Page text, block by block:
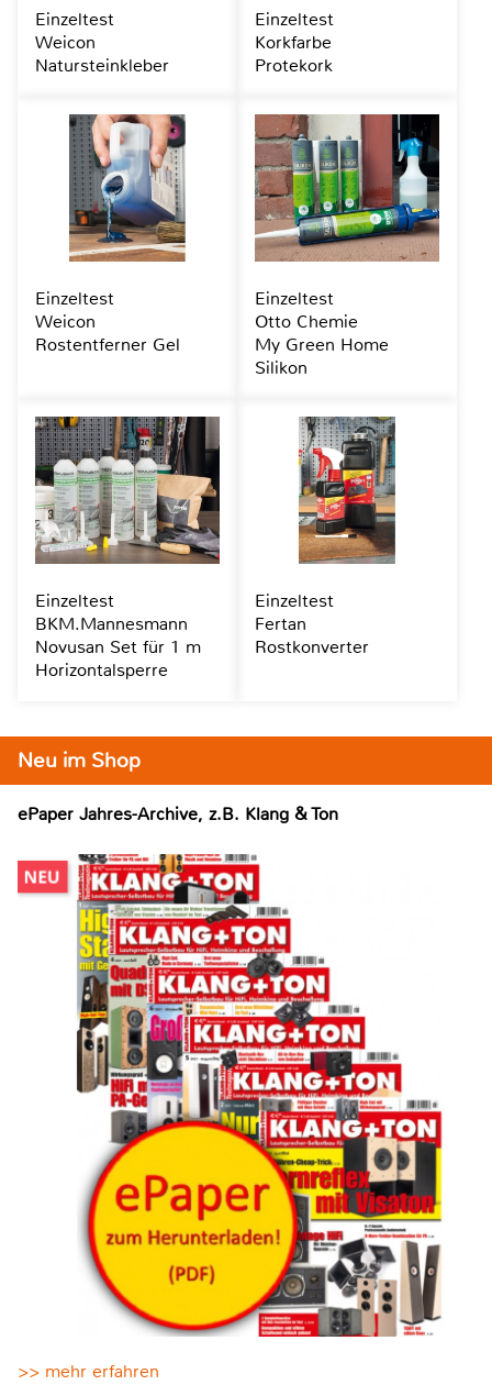
Neu im Shop
ePaper Jahres-Archive, z.B. Klang & Ton
>> mehr erfahren
Einzeltest
Weicon
Natursteinkleber
Einzeltest
Korkfarbe
Protekork
Einzeltest
Weicon
Rostentferner Gel
Einzeltest
Otto Chemie
My Green Home
Silikon
Einzeltest
BKM.Mannesmann
Novusan Set für 1 m
Horizontalsperre
Einzeltest
Fertan
Rostkonverter